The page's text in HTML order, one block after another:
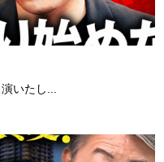
いたし...